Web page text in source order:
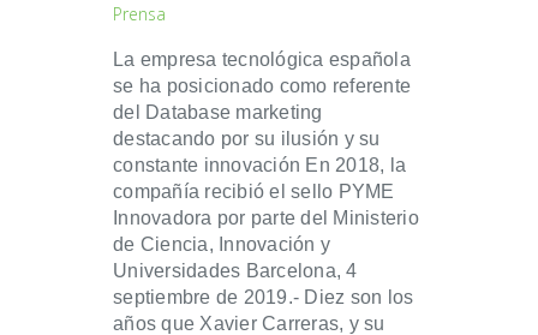
Prensa
La empresa tecnológica española
se ha posicionado como referente
del Database marketing
destacando por su ilusión y su
constante innovación En 2018, la
compañía recibió el sello PYME
Innovadora por parte del Ministerio
de Ciencia, Innovación y
Universidades Barcelona, 4
septiembre de 2019.- Diez son los
años que Xavier Carreras, y su